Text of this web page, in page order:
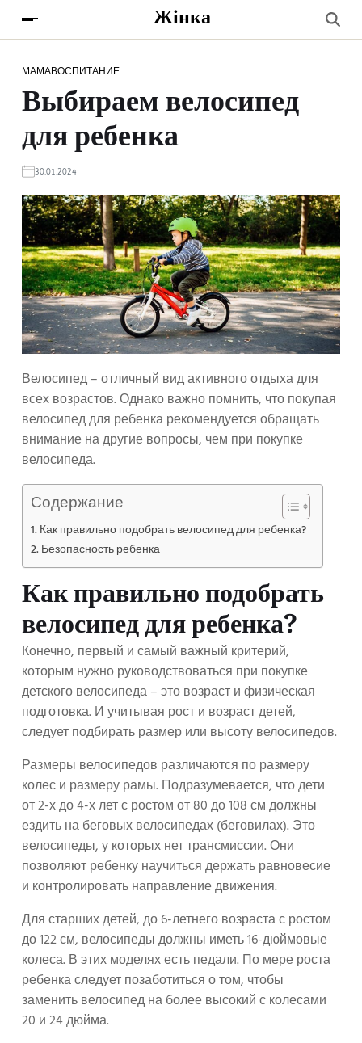
Жінка
МАМАВОСПИТАНИЕ
Выбираем велосипед
для ребенка
30.01.2024
Велосипед – отличный вид активного отдыха для
всех возрастов. Однако важно помнить, что покупая
велосипед для ребенка рекомендуется обращать
внимание на другие вопросы, чем при покупке
велосипеда.
Содержание
Как правильно подобрать велосипед для ребенка?
Безопасность ребенка
Как правильно подобрать
велосипед для ребенка?
Конечно, первый и самый важный критерий,
которым нужно руководствоваться при покупке
детского велосипеда – это возраст и физическая
подготовка. И учитывая рост и возраст детей,
следует подбирать размер или высоту велосипедов.
Размеры велосипедов различаются по размеру
колес и размеру рамы. Подразумевается, что дети
от 2-х до 4-х лет с ростом от 80 до 108 см должны
ездить на беговых велосипедах (беговилах). Это
велосипеды, у которых нет трансмиссии. Они
позволяют ребенку научиться держать равновесие
и контролировать направление движения.
Для старших детей, до 6-летнего возраста с ростом
до 122 см, велосипеды должны иметь 16-дюймовые
колеса. В этих моделях есть педали. По мере роста
ребенка следует позаботиться о том, чтобы
заменить велосипед на более высокий с колесами
20 и 24 дюйма.